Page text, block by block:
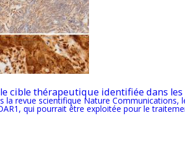
cible thérapeutique identifiée dans les
la revue scientifique Nature Communications,
qui pourrait être exploitée pour le